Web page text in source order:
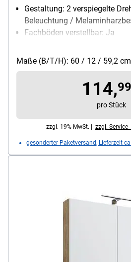
Gestaltung: 2 verspiegelte
Beleuchtung /
Fachböden verstellbar: Ja
Lichtquelle der
Maße (B/T/H): 60 / 12 / 59,2 cm
114,99
pro Stück
zzgl. 19% MwSt. | zzgl.
gesonderter Paketversand, Lieferzeit